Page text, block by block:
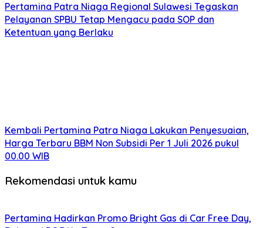
Pertamina Patra Niaga Regional Sulawesi Tegaskan
Pelayanan SPBU Tetap Mengacu pada SOP dan
Ketentuan yang Berlaku
Kembali Pertamina Patra Niaga Lakukan Penyesuaian,
Harga Terbaru BBM Non Subsidi Per 1 Juli 2026 pukul
00.00 WIB
Rekomendasi untuk kamu
Pertamina Hadirkan Promo Bright Gas di Car Free Day,